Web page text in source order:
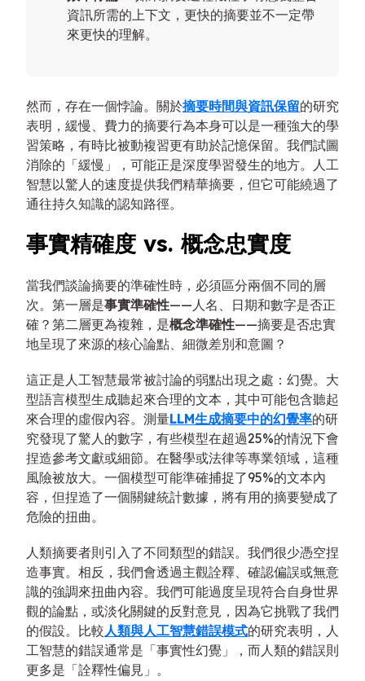
資訊所需的上下文，更快的摘要並不一定帶
來更快的理解。
然而，存在一個悖論。關於摘要時間與資訊保留的研究
表明，緩慢、費力的摘要行為本身可以是一種強大的學
習策略，有時比被動複習更有助於記憶保留。我們試圖
消除的「緩慢」，可能正是深度學習發生的地方。人工
智慧以驚人的速度提供我們精華摘要，但它可能繞過了
通往持久知識的認知路徑。
事實精確度 vs. 概念忠實度
當我們談論摘要的準確性時，必須區分兩個不同的層
次。第一層是事實準確性——人名、日期和數字是否正
確？第二層更為複雜，是概念準確性——摘要是否忠實
地呈現了來源的核心論點、細微差別和意圖？
這正是人工智慧最常被討論的弱點出現之處：幻覺。大
型語言模型生成聽起來合理的文本，其中可能包含聽起
來合理的虛假內容。測量LLM生成摘要中的幻覺率的研
究發現了驚人的數字，有些模型在超過25%的情況下會
捏造參考文獻或細節。在醫學或法律等專業領域，這種
風險被放大。一個模型可能準確捕捉了95%的文本內
容，但捏造了一個關鍵統計數據，將有用的摘要變成了
危險的扭曲。
人類摘要者則引入了不同類型的錯誤。我們很少憑空捏
造事實。相反，我們會透過主觀詮釋、確認偏誤或無意
識的強調來扭曲內容。我們可能過度呈現符合自身世界
觀的論點，或淡化關鍵的反對意見，因為它挑戰了我們
的假設。比較 人類與人工智慧錯誤模式的研究表明，人
工智慧的錯誤通常是「事實性幻覺」，而人類的錯誤則
更多是「詮釋性偏見」。